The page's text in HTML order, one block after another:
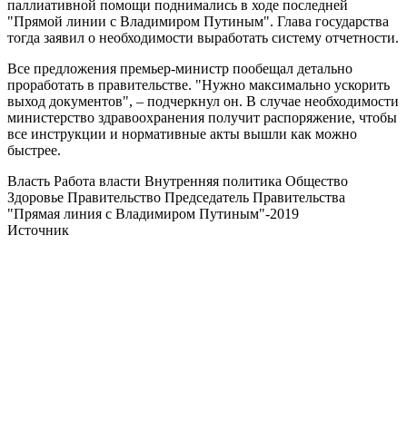
паллиативной помощи поднимались в ходе последней
"Прямой линии с Владимиром Путиным". Глава государства
тогда заявил о необходимости выработать систему отчетности.
Все предложения премьер-министр пообещал детально
проработать в правительстве. "Нужно максимально ускорить
выход документов", – подчеркнул он. В случае необходимости
министерство здравоохранения получит распоряжение, чтобы
все инструкции и нормативные акты вышли как можно
быстрее.
Власть Работа власти Внутренняя политика Общество
Здоровье Правительство Председатель Правительства
"Прямая линия с Владимиром Путиным"-2019
Источник